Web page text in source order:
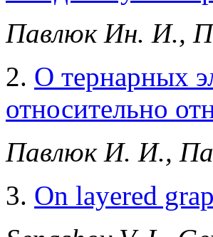
Павлюк Ин. И.,
2. О тернарных
относительно
Павлюк И. И.,
3. On layered